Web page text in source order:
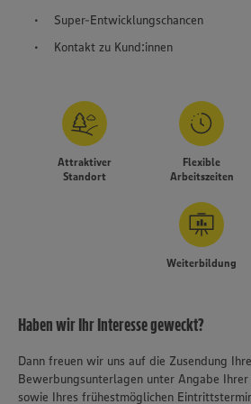
Super-Entwicklungschancen
Kontakt zu Kund:innen
Attraktiver
Standort
Flexible
Arbeitszeiten
Weiterbildung
Haben wir Ihr Interesse geweckt?
Dann freuen wir uns auf die Zusendung
Bewerbungsunterlagen unter Angabe
sowie Ihres frühestmöglichen